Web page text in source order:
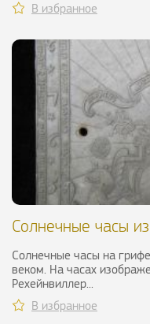
В избранное
Солнечные часы
Солнечные часы на
веком. На часах
Рехейнвиллер...
В избранное